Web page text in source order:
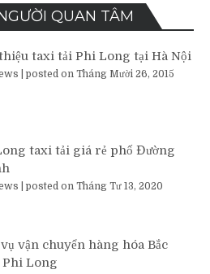
QUAN TÂM
taxi tải Phi Long tại Hà Nội
posted on Tháng Mười 26, 2015
taxi tải giá rẻ phố Đường
posted on Tháng Tư 13, 2020
vận chuyển hàng hóa Bắc
Phi Long